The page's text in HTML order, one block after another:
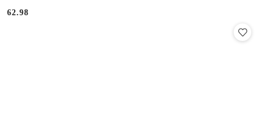
Cena:
62.98